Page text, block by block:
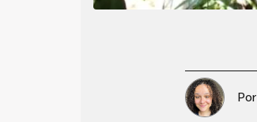
Por